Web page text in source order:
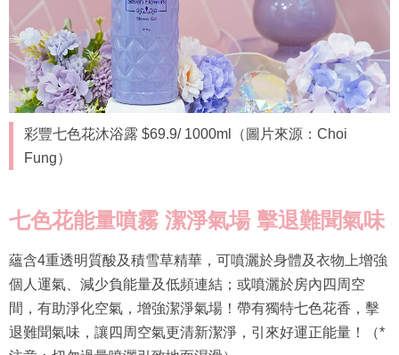
彩豐七色花沐浴露 $69.9/ 1000ml（圖片來源：Choi
Fung）
七色花能量噴霧 潔淨氣場 擊退難聞氣味
蘊含4重透明質酸及積雪草精華，可噴灑於身體及衣物上增強
個人運氣、減少負能量及低頻連結；或噴灑於房內四周空
間，有助淨化空氣，增強潔淨氣場！帶有獨特七色花香，擊
退難聞氣味，讓四周空氣更清新潔淨，引來好運正能量！（*